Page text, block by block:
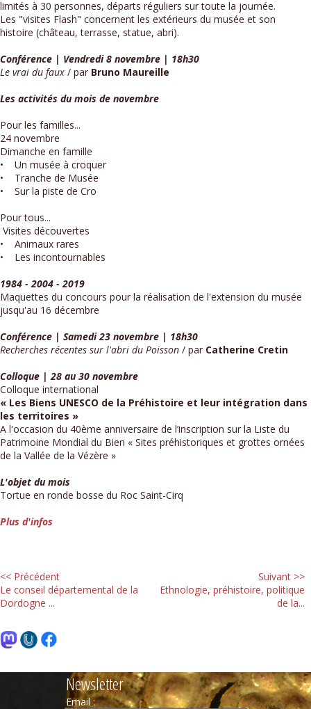
limités à 30 personnes, départs réguliers sur toute la journée.
Les "visites Flash" concernent les extérieurs du musée et son
histoire (château, terrasse, statue, abri).
Conférence | Vendredi 8 novembre | 18h30
Le vrai du faux / par Bruno Maureille
Les activités du mois de novembre
Pour les familles...
24 novembre
Dimanche en famille
• Un musée à croquer
• Tranche de Musée
• Sur la piste de Cro
Pour tous...
Visites découvertes
• Animaux rares
• Les incontournables
1984 - 2004 - 2019
Maquettes du concours pour la réalisation de l'extension du musée
jusqu'au 16 décembre
Conférence | Samedi 23 novembre | 18h30
Recherches récentes sur l'abri du Poisson / par Catherine Cretin
Colloque | 28 au 30 novembre
Colloque international
« Les Biens UNESCO de la Préhistoire et leur intégration dans
les territoires »
A l'occasion du 40ème anniversaire de l’inscription sur la Liste du
Patrimoine Mondial du Bien « Sites préhistoriques et grottes ornées
de la Vallée de la Vézère »
L'objet du mois
Tortue en ronde bosse du Roc Saint-Cirq
Plus d'infos
<< Précédent
Le conseil départemental de la
Dordogne ...
Suivant >>
Ethnologie, préhistoire, politique
de la...
Newsletter
Email :